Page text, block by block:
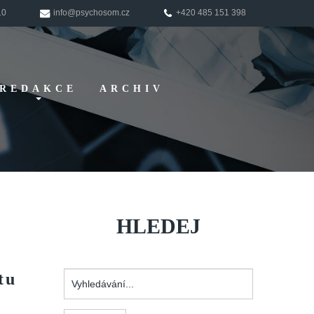
info@psychosom.cz +420 485 151 398
REDAKCE
Pokyny pro
ARCHIV
HLEDEJ